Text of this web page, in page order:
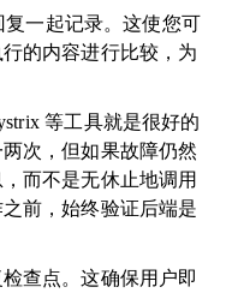
一起记录。这使您可
的内容进行比较，为
等工具就是很好的
次，但如果故障仍然
而不是无休止地调用
前，始终验证后端是
查点。这确保用户即